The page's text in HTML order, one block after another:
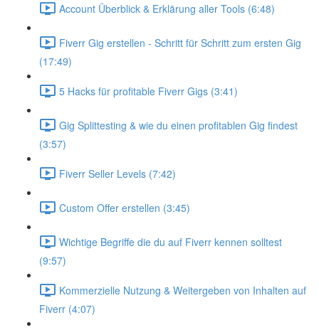
Account Überblick & Erklärung aller Tools (6:48)
Fiverr Gig erstellen - Schritt für Schritt zum ersten Gig
(17:49)
5 Hacks für profitable Fiverr Gigs (3:41)
Gig Splittesting & wie du einen profitablen Gig findest
(3:57)
Fiverr Seller Levels (7:42)
Custom Offer erstellen (3:45)
Wichtige Begriffe die du auf Fiverr kennen solltest
(9:57)
Kommerzielle Nutzung & Weitergeben von Inhalten auf
Fiverr (4:07)